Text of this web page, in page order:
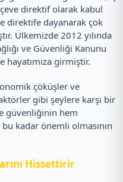
direktif olarak kabul
direktife dayanarak çok
Ülkemizde 2012 yılında
ve Güvenliği Kanunu
girmiştir.
çöküşler ve
gibi şeylere karşı bir
güvenliğinin hem
kadar önemli olmasının
Hissettirir